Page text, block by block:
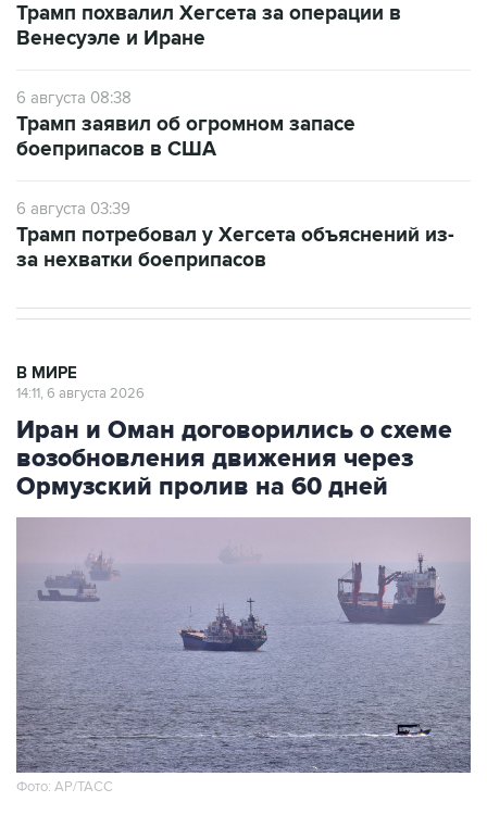
Трамп похвалил Хегсета за операции в
Венесуэле и Иране
6 августа 08:38
Трамп заявил об огромном запасе
боеприпасов в США
6 августа 03:39
Трамп потребовал у Хегсета объяснений из-
за нехватки боеприпасов
В МИРЕ
14:11, 6 августа 2026
Иран и Оман договорились о схеме
возобновления движения через
Ормузский пролив на 60 дней
Фото: AP/ТАСС